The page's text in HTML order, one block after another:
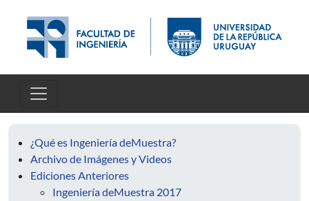
¿Qué es Ingeniería deMuestra?
Archivo de Imágenes y Videos
Ediciones Anteriores
Ingeniería deMuestra 2017